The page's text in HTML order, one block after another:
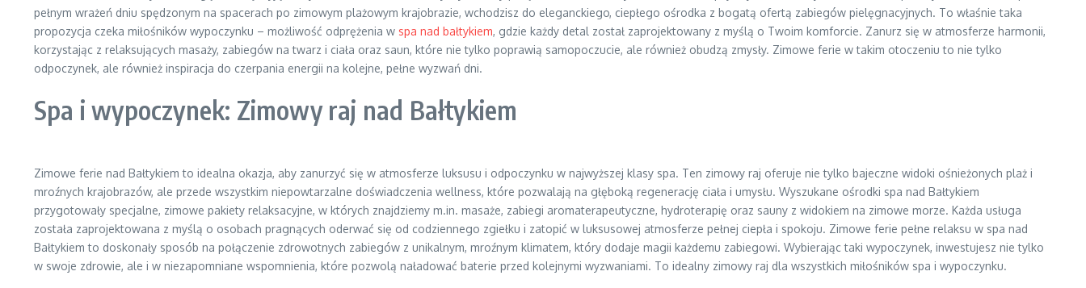
pełnym wrażeń dniu spędzonym na spacerach po zimowym plażowym krajobrazie, wchodzisz do eleganckiego, ciepłego ośrodka z bogatą ofertą zabiegów pielęgnacyjnych. To właśnie taka
propozycja czeka miłośników wypoczynku – możliwość odprężenia w spa nad bałtykiem, gdzie każdy detal został zaprojektowany z myślą o Twoim komforcie. Zanurz się w atmosferze harmonii,
korzystając z relaksujących masaży, zabiegów na twarz i ciała oraz saun, które nie tylko poprawią samopoczucie, ale również obudzą zmysły. Zimowe ferie w takim otoczeniu to nie tylko
odpoczynek, ale również inspiracja do czerpania energii na kolejne, pełne wyzwań dni.
Spa i wypoczynek: Zimowy raj nad Bałtykiem
Zimowe ferie nad Bałtykiem to idealna okazja, aby zanurzyć się w atmosferze luksusu i odpoczynku w najwyższej klasy spa. Ten zimowy raj oferuje nie tylko bajeczne widoki ośnieżonych plaż i
mroźnych krajobrazów, ale przede wszystkim niepowtarzalne doświadczenia wellness, które pozwalają na głęboką regenerację ciała i umysłu. Wyszukane ośrodki spa nad Bałtykiem
przygotowały specjalne, zimowe pakiety relaksacyjne, w których znajdziemy m.in. masaże, zabiegi aromaterapeutyczne, hydroterapię oraz sauny z widokiem na zimowe morze. Każda usługa
została zaprojektowana z myślą o osobach pragnących oderwać się od codziennego zgiełku i zatopić w luksusowej atmosferze pełnej ciepła i spokoju. Zimowe ferie pełne relaksu w spa nad
Bałtykiem to doskonały sposób na połączenie zdrowotnych zabiegów z unikalnym, mroźnym klimatem, który dodaje magii każdemu zabiegowi. Wybierając taki wypoczynek, inwestujesz nie tylko
w swoje zdrowie, ale i w niezapomniane wspomnienia, które pozwolą naładować baterie przed kolejnymi wyzwaniami. To idealny zimowy raj dla wszystkich miłośników spa i wypoczynku.